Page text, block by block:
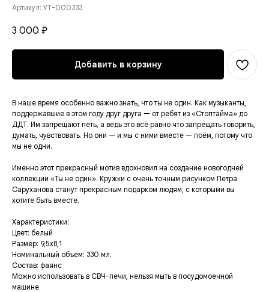
Артикул: УТ-000333
3 000 ₽
Добавить в корзину
В наше время особенно важно знать, что ты не один. Как музыканты,
поддержавшие в этом году друг друга — от ребят из «Стоптайма» до
ДДТ. Им запрещают петь, а ведь это всё равно что запрещать говорить,
думать, чувствовать. Но они — и мы с ними вместе — поём, потому что
мы не одни.
Именно этот прекрасный мотив вдохновил на создание новогодней
коллекции «Ты не один». Кружки с очень точным рисунком Петра
Саруханова станут прекрасным подарком людям, с которыми вы
хотите быть вместе.
Характеристики:
Цвет: белый
Размер: 9,5х8,1
Номинальный объем: 330 мл.
Состав: фаянс
Можно использовать в СВЧ-печи, нельзя мыть в посудомоечной
машине